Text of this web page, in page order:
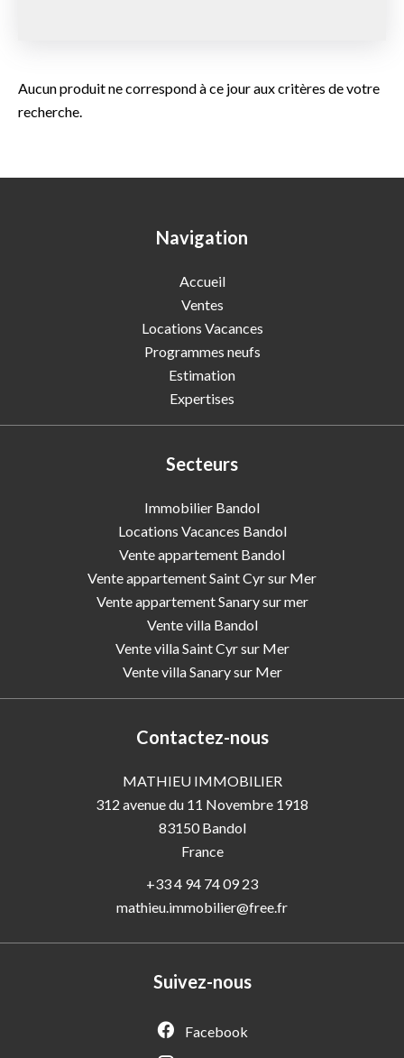
Aucun produit ne correspond à ce jour aux critères de votre
recherche.
Navigation
Accueil
Ventes
Locations Vacances
Programmes neufs
Estimation
Expertises
Secteurs
Immobilier Bandol
Locations Vacances Bandol
Vente appartement Bandol
Vente appartement Saint Cyr sur Mer
Vente appartement Sanary sur mer
Vente villa Bandol
Vente villa Saint Cyr sur Mer
Vente villa Sanary sur Mer
Contactez-nous
MATHIEU IMMOBILIER
312 avenue du 11 Novembre 1918
83150Bandol
France
+33 4 94 74 09 23
mathieu.immobilier@free.fr
Suivez-nous
Facebook